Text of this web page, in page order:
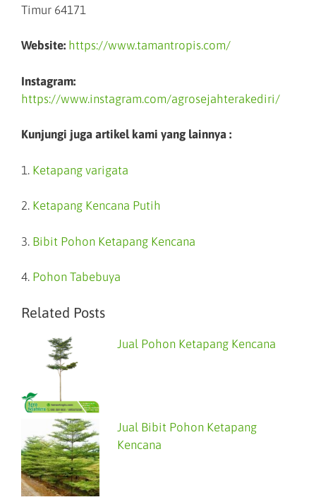
Timur 64171
Website: https://www.tamantropis.com/
Instagram:
https://www.instagram.com/agrosejahterakediri/
Kunjungi juga artikel kami yang lainnya :
1. Ketapang varigata
2. Ketapang Kencana Putih
3. Bibit Pohon Ketapang Kencana
4. Pohon Tabebuya
Related Posts
Jual Pohon Ketapang Kencana
Jual Bibit Pohon Ketapang
Kencana